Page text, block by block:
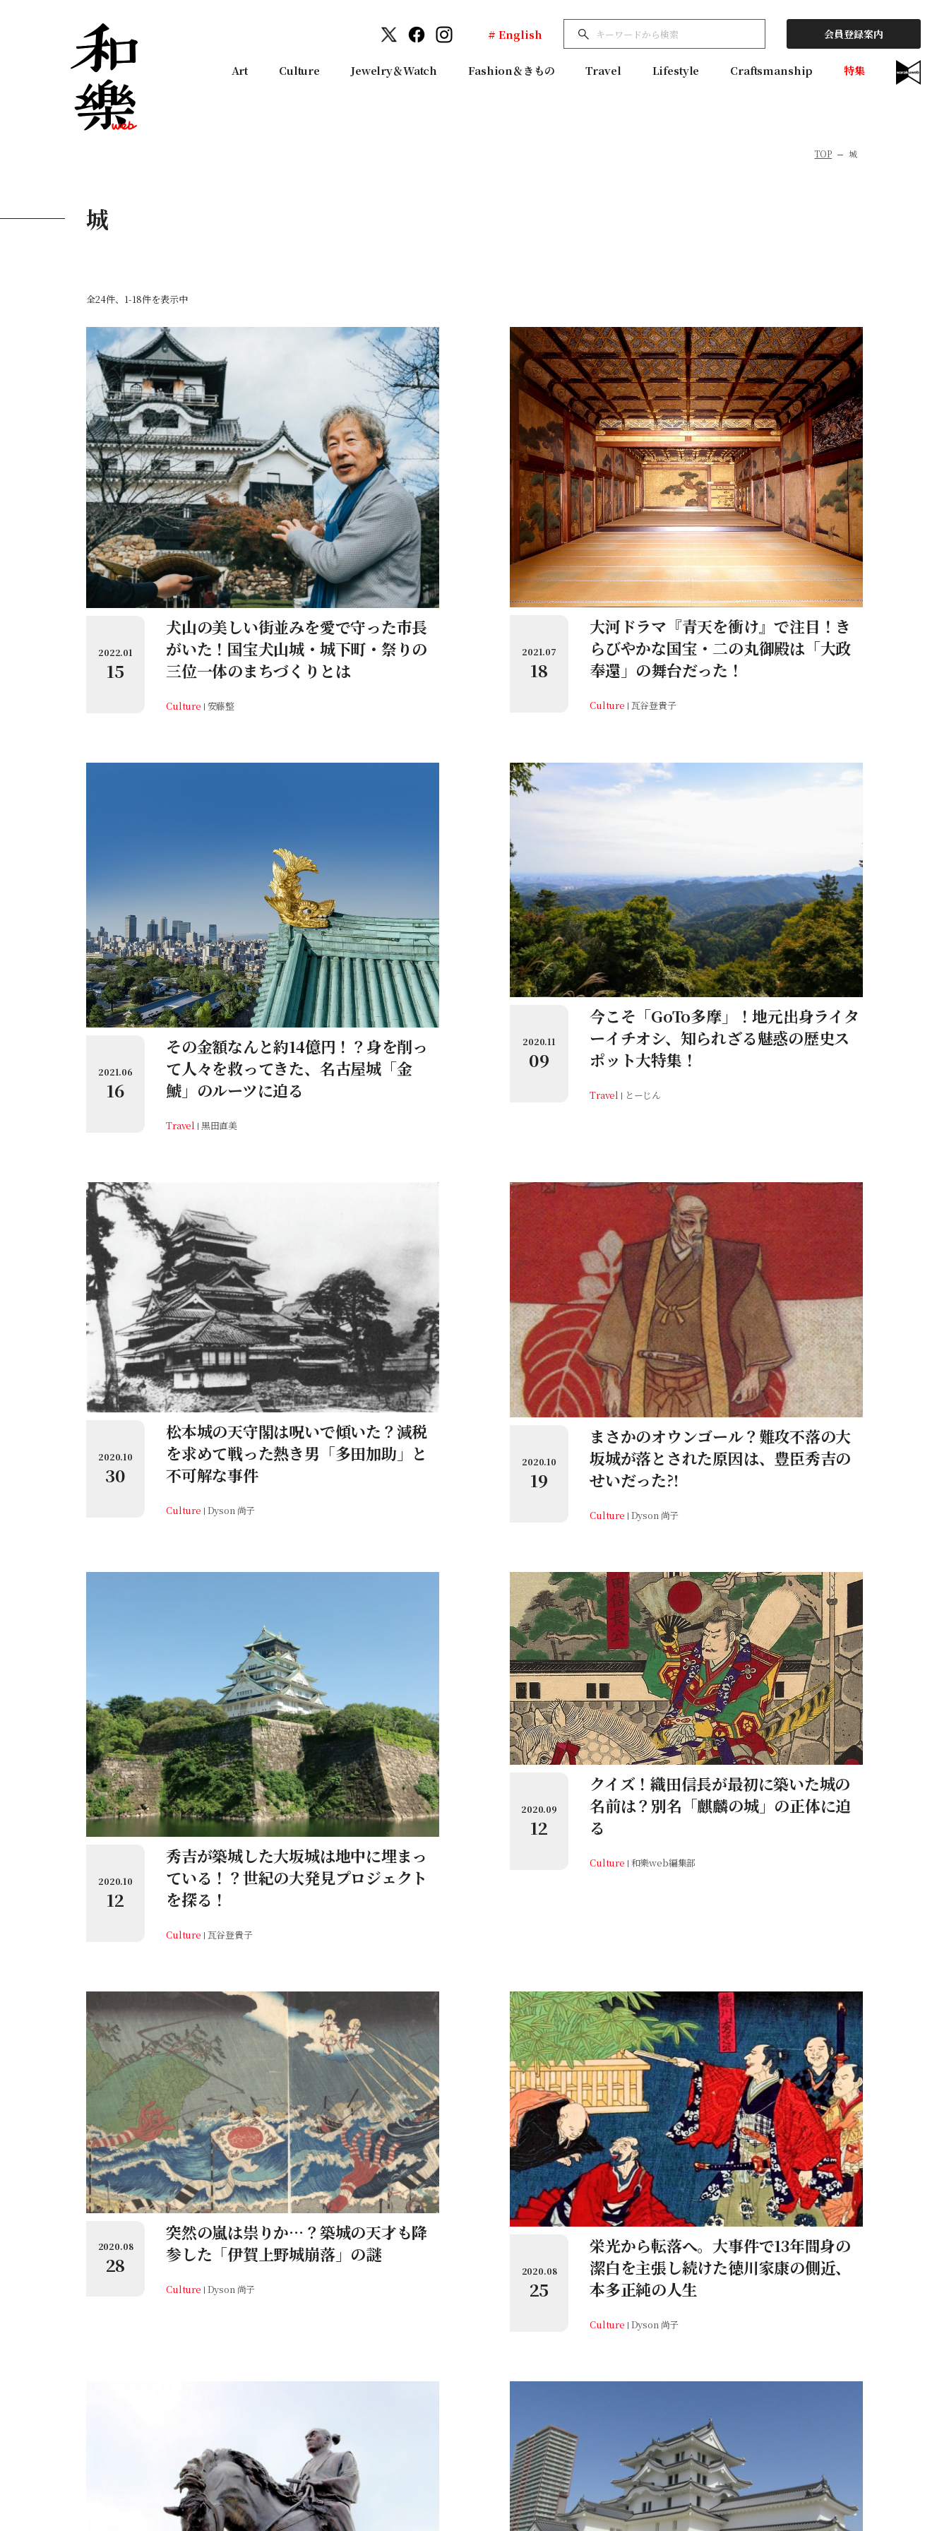
# English 会員登録案内
Art Culture Jewelry＆Watch Fashion＆きもの Travel Lifestyle Craftsmanship 特集
TOP 城
城
全24件、1-18件を表示中
2022.01
15
犬山の美しい街並みを愛で守った市長
がいた！国宝犬山城・城下町・祭りの
三位一体のまちづくりとは
Culture 安藤整
2021.07
18
大河ドラマ『青天を衝け』で注目！き
らびやかな国宝・二の丸御殿は「大政
奉還」の舞台だった！
Culture 瓦谷登貴子
2021.06
16
その金額なんと約14億円！？身を削っ
て人々を救ってきた、名古屋城「金
鯱」のルーツに迫る
Travel 黒田直美
2020.11
09
今こそ「GoTo多摩」！地元出身ライタ
ーイチオシ、知られざる魅惑の歴史ス
ポット大特集！
Travel とーじん
2020.10
30
松本城の天守閣は呪いで傾いた？減税
を求めて戦った熱き男「多田加助」と
不可解な事件
Culture Dyson 尚子
2020.10
19
まさかのオウンゴール？難攻不落の大
坂城が落とされた原因は、豊臣秀吉の
せいだった?!
Culture Dyson 尚子
2020.10
12
秀吉が築城した大坂城は地中に埋まっ
ている！？世紀の大発見プロジェクト
を探る！
Culture 瓦谷登貴子
2020.09
12
クイズ！織田信長が最初に築いた城の
名前は？別名「麒麟の城」の正体に迫
る
Culture 和樂web編集部
2020.08
28
突然の嵐は祟りか…？築城の天才も降
参した「伊賀上野城崩落」の謎
Culture Dyson 尚子
2020.08
25
栄光から転落へ。大事件で13年間身の
潔白を主張し続けた徳川家康の側近、
本多正純の人生
Culture Dyson 尚子